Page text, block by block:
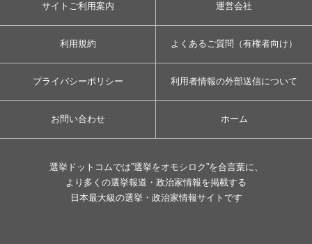
サイトご利用案内 運営会社
利用規約 よくあるご質問（有権者向け）
プライバシーポリシー 利用者情報の外部送信について
お問い合わせ ホーム
選挙ドットコムでは”選挙をオモシロク”を合言葉に、
より多くの選挙報道・政治家情報を掲載する
日本最大級の選挙・政治家情報サイトです